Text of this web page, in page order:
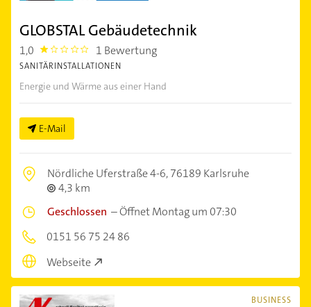
GLOBSTAL Gebäudetechnik
1,0 1.0 1 Bewertung
SANITÄRINSTALLATIONEN
Energie und Wärme aus einer Hand
E-Mail
Nördliche Uferstraße 4-6,76189 Karlsruhe
4,3 km
Geschlossen –Öffnet Montag um 07:30
0151 56 75 24 86
Webseite
BUSINESS